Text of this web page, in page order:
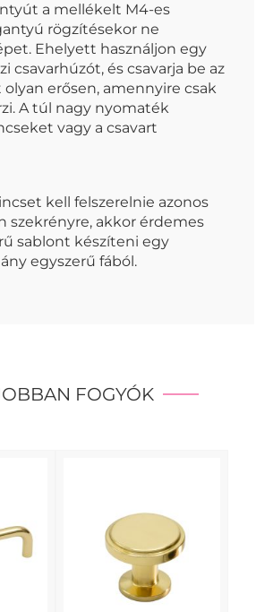
a mellékelt M4-es
rögzítésekor ne
Ehelyett használjon egy
csavarhúzót, és csavarja be az
olyan erősen, amennyire csak
A túl nagy nyomaték
vagy a csavart
kell felszerelnie azonos
szekrényre, akkor érdemes
sablont készíteni egy
egyszerű fából.
FOGYÓK